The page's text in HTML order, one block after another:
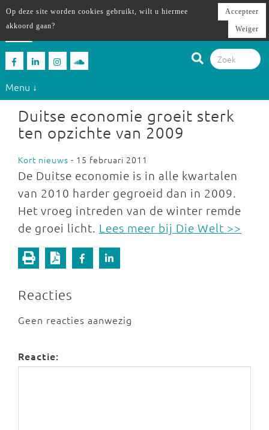
Menu ↓
Duitse economie groeit sterk
ten opzichte van 2009
Kort nieuws - 15 februari 2011
De Duitse economie is in alle kwartalen
van 2010 harder gegroeid dan in 2009.
Het vroeg intreden van de winter remde
de groei licht. Lees meer bij Die Welt >>
Reacties
Geen reacties aanwezig
Reactie:
Op deze site worden cookies gebruikt, wilt u hiermee
akkoord gaan?
Accepteer
Weiger